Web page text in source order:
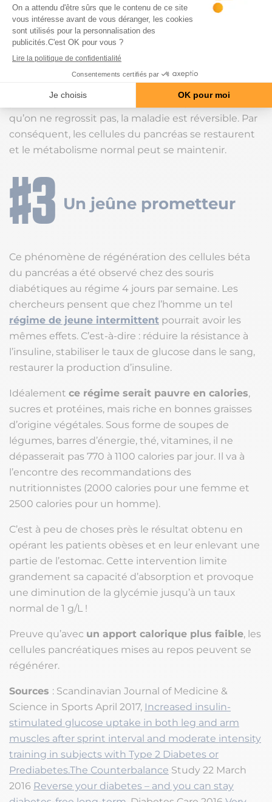
REDBURN HARDCORE…
VOIR LE PRODUIT
La difficulté consiste à tenir cetype de régime
, fatiguant et frustrant. Mais si la
perte de poids est suffisamment importante, et
qu’on ne regrossit pas, la maladie est réversible. Par
conséquent, les cellules du pancréas se restaurent
et le métabolisme normal peut se maintenir.
Un jeûne prometteur
Ce phénomène de régénération des cellules béta
du pancréas a été observé chez des souris
diabétiques au régime 4 jours par semaine. Les
chercheurs pensent que chez l’homme un tel
régime de jeune intermittent pourrait avoir les
mêmes effets. C’est-à-dire : réduire la résistance à
l’insuline, stabiliser le taux de glucose dans le sang,
restaurer la production d’insuline.
Idéalement ce régime serait pauvre en calories,
sucres et protéines, mais riche en bonnes graisses
d’origine végétales. Sous forme de soupes de
légumes, barres d’énergie, thé, vitamines, il ne
dépasserait pas 770 à 1100 calories par jour. Il va à
l’encontre des recommandations des
nutritionnistes (2000 calories pour une femme et
2500 calories pour un homme).
C’est à peu de choses près le résultat obtenu en
opérant les patients obèses et en leur enlevant une
partie de l’estomac. Cette intervention limite
grandement sa capacité d’absorption et provoque
une diminution de la glycémie jusqu’à un taux
normal de 1 g/L !
Preuve qu’avec un apport calorique plus faible, les
cellules pancréatiques mises au repos peuvent se
régénérer.
Sources : Scandinavian Journal of Medicine &
Science in Sports April 2017, Increased insulin-
stimulated glucose uptake in both leg and arm
muscles after sprint interval and moderate intensity
training in subjects with Type 2 Diabetes or
Prediabetes.The Counterbalance Study 22 March
2016 Reverse your diabetes – and you can stay